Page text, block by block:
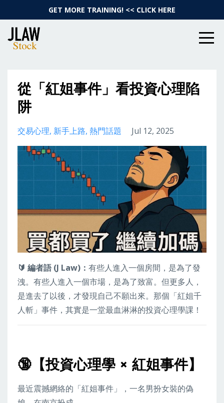
GET MORE TRAINING! << CLICK HERE
從「紅姐事件」看投資心理陷
阱
交易心理 新手上路 熱門話題 Jul 12, 2025
🔰 編者語 (J Law)： 有些人進入一個房間，是為了發
洩。有些人進入一個市場，是為了致富。但更多人，
是進去了以後，才發現自己不願出來。 那個「紅姐千
人斬」事件，其實是一堂最血淋淋的投資心理學課！
🔞【投資心理學 × 紅姐事件】
最近震撼網絡的「紅姐事件」，一名男扮女裝的偽